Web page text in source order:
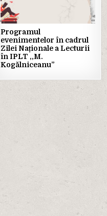
Programul
evenimentelor în cadrul
Zilei Naționale a Lecturii
în IPLT ,,M.
Kogălniceanu”